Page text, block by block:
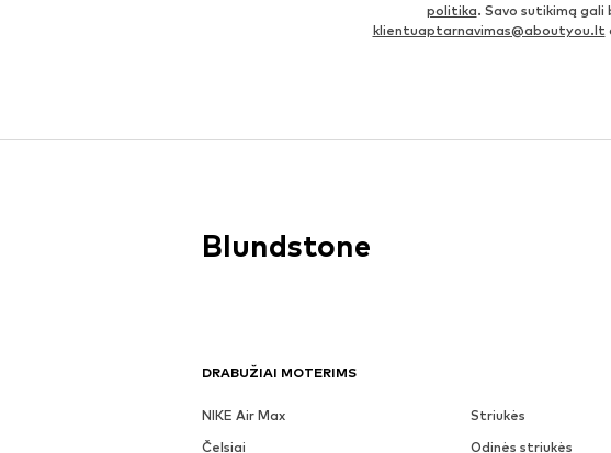
politika. Savo sutikimą
klientuaptarnavimas@aboutyou.lt
DRABUŽIAI MOTERIMS
NIKE Air Max Striukės
Čelsiai
Odinės striukės
Blundstone